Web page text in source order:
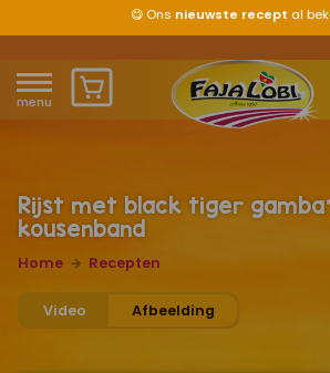
😋 Ons nieuwste recept al
menu
Waar ben je naar op
Home
Over ons
Producten
Rijst met black tiger
kousenband
Home Recepten
Video Afbeelding